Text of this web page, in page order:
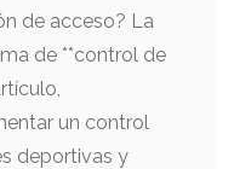
de acceso? La
de **control de
un control
deportivas y